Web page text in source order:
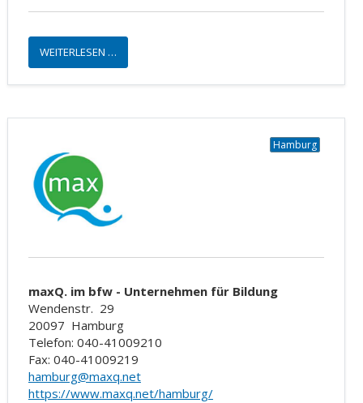
WEITERLESEN …
Hamburg
maxQ. im bfw - Unternehmen für Bildung
Wendenstr. 29
20097 Hamburg
Telefon: 040-41009210
Fax: 040-41009219
hamburg@maxq.net
https://www.maxq.net/hamburg/